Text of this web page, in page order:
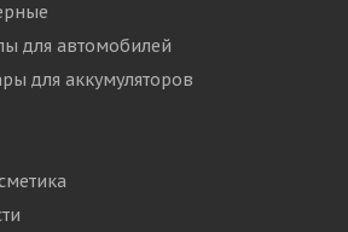
для автомобилей
для аккумуляторов